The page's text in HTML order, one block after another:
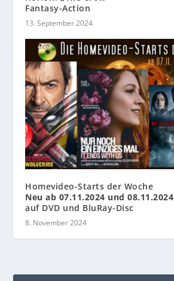
Fantasy-Action
13. September 2024
Homevideo-Starts der Woche
Neu ab 07.11.2024 und 08.11.2024
auf DVD und BluRay-Disc
8. November 2024